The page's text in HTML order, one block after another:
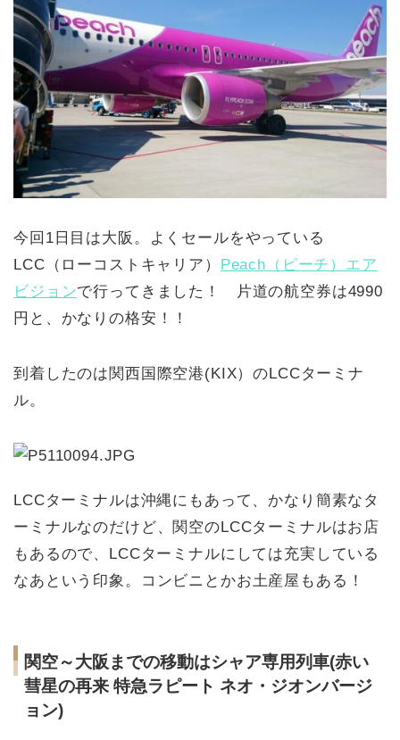
今回1日目は大阪。よくセールをやっている
LCC（ローコストキャリア） Peach（ピーチ）エア
ビジョンで行ってきました！ 片道の航空券は4990
円と、かなりの格安！！
到着したのは関西国際空港(KIX）のLCCターミナ
ル。
LCCターミナルは沖縄にもあって、かなり簡素なタ
ーミナルなのだけど、関空のLCCターミナルはお店
もあるので、LCCターミナルにしては充実している
なあという印象。コンビニとかお土産屋もある！
関空～大阪までの移動はシャア専用列車(赤い
彗星の再来 特急ラピート ネオ・ジオンバージ
ョン)